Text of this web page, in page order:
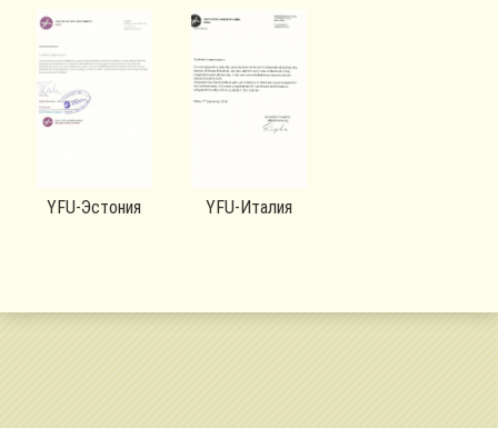
YFU-Эстония YFU-Италия